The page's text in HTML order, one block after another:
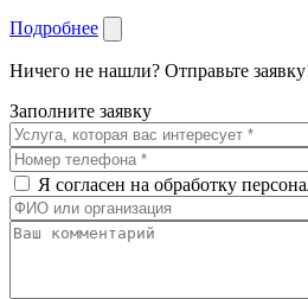
Подробнее
Ничего не нашли? Отправьте
Заполните заявку
Я согласен на обработку